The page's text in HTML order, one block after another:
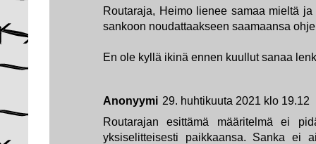
Routaraja, Heimo lienee samaa mieltä
sankoon noudattaakseen saamaansa
En ole kyllä ikinä ennen kuullut sanaa
Anonyymi 29. huhtikuuta 2021 klo 19.12
Routarajan esittämä määritelmä ei
yksiselitteisesti paikkaansa. Sanka ei